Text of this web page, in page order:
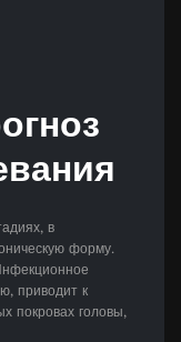
в
форму.
приводит к
покровах головы,